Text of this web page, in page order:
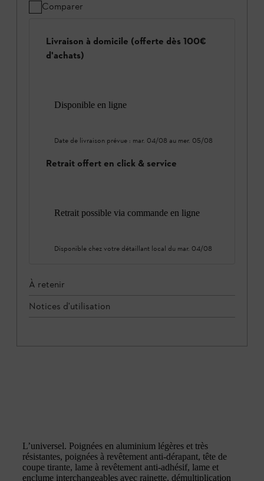
Comparer
Livraison à domicile (offerte dès 100€
d'achats)
Disponible en ligne
Date de livraison prévue : mar. 04/08 au mer. 05/08
Retrait offert en click & service
Retrait possible via commande en ligne
Disponible chez votre détaillant local du mar. 04/08
À retenir
Notices d'utilisation
L’universel. Poignées en aluminium légères et très
résistantes, poignées à revêtement anti-dérapant, tête de
coupe tirante, lame à revêtement anti-adhésif, lame et
enclume interchangeables avec rainette, démultiplication